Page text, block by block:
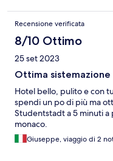
Recensione verificata
8/10 Ottimo
25 set 2023
Ottima sistemazione
Hotel bello, pulito e con
spendi un po di più ma
Studentstadt a 5 minuti a
monaco.
Giuseppe, viaggio di 2